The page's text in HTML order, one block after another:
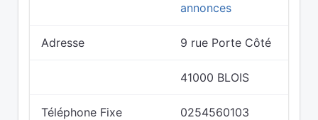
annonces
Adresse 9 rue Porte Côté
41000 BLOIS
Téléphone Fixe 0254560103